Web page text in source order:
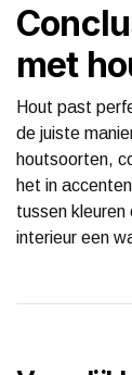
met
Hout past
de juiste
houtsoorten,
het in
tussen
interieur een